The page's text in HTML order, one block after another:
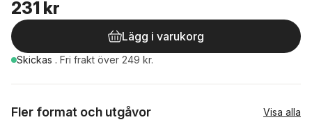
231 kr
Lägg i varukorg
Skickas . Fri frakt över 249 kr.
Fler format och utgåvor Visa alla